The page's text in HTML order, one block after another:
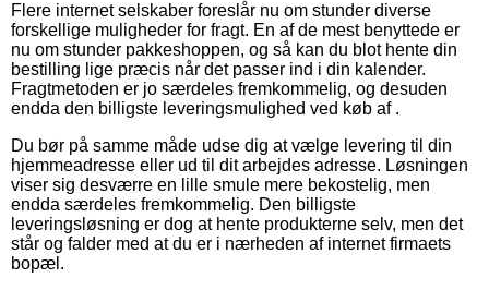
Flere internet selskaber foreslår nu om stunder diverse
forskellige muligheder for fragt. En af de mest benyttede er
nu om stunder pakkeshoppen, og så kan du blot hente din
bestilling lige præcis når det passer ind i din kalender.
Fragtmetoden er jo særdeles fremkommelig, og desuden
endda den billigste leveringsmulighed ved køb af .
Du bør på samme måde udse dig at vælge levering til din
hjemmeadresse eller ud til dit arbejdes adresse. Løsningen
viser sig desværre en lille smule mere bekostelig, men
endda særdeles fremkommelig. Den billigste
leveringsløsning er dog at hente produkterne selv, men det
står og falder med at du er i nærheden af internet firmaets
bopæl.